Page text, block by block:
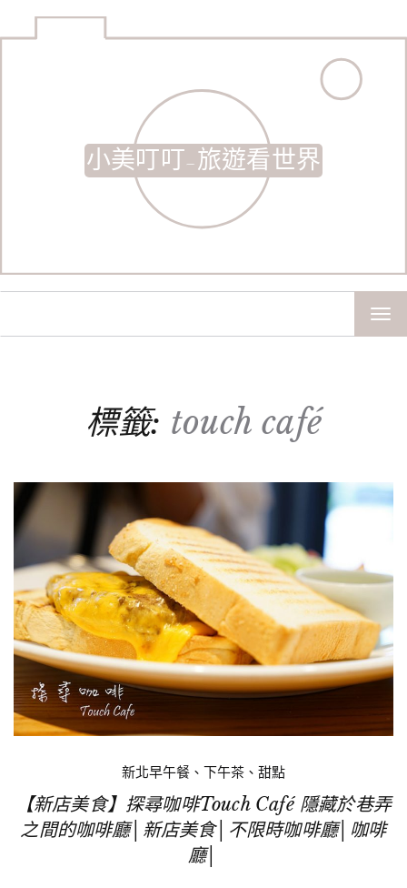
小美叮叮-旅遊看世界
標籤: touch café
新北早午餐、下午茶、甜點
【新店美食】探尋咖啡Touch Café 隱藏於巷弄
之間的咖啡廳│新店美食│不限時咖啡廳│咖啡
廳│